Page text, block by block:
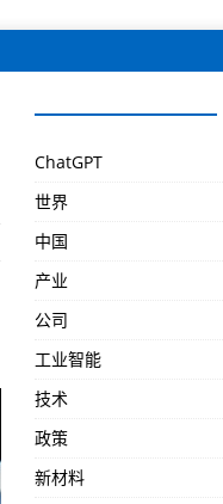
ChatGPT
世界
中国
产业
公司
工业智能
技术
政策
新材料